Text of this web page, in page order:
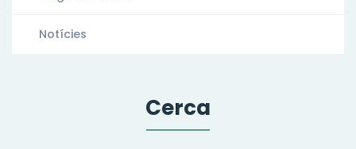
Notícies
Cerca